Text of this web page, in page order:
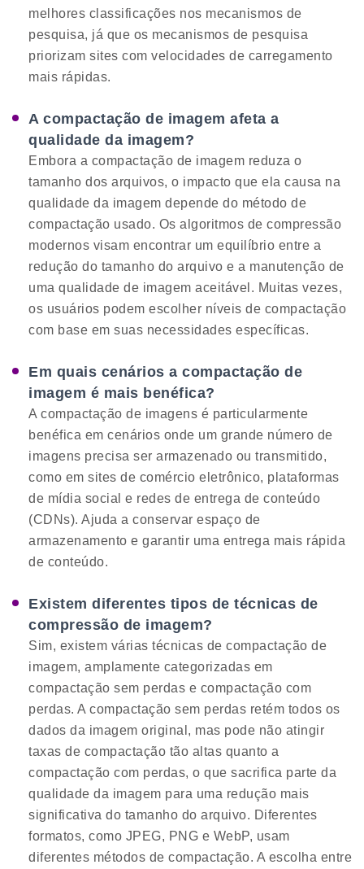
melhores classificações nos mecanismos de
pesquisa, já que os mecanismos de pesquisa
priorizam sites com velocidades de carregamento
mais rápidas.
A compactação de imagem afeta a
qualidade da imagem?
Embora a compactação de imagem reduza o
tamanho dos arquivos, o impacto que ela causa na
qualidade da imagem depende do método de
compactação usado. Os algoritmos de compressão
modernos visam encontrar um equilíbrio entre a
redução do tamanho do arquivo e a manutenção de
uma qualidade de imagem aceitável. Muitas vezes,
os usuários podem escolher níveis de compactação
com base em suas necessidades específicas.
Em quais cenários a compactação de
imagem é mais benéfica?
A compactação de imagens é particularmente
benéfica em cenários onde um grande número de
imagens precisa ser armazenado ou transmitido,
como em sites de comércio eletrônico, plataformas
de mídia social e redes de entrega de conteúdo
(CDNs). Ajuda a conservar espaço de
armazenamento e garantir uma entrega mais rápida
de conteúdo.
Existem diferentes tipos de técnicas de
compressão de imagem?
Sim, existem várias técnicas de compactação de
imagem, amplamente categorizadas em
compactação sem perdas e compactação com
perdas. A compactação sem perdas retém todos os
dados da imagem original, mas pode não atingir
taxas de compactação tão altas quanto a
compactação com perdas, o que sacrifica parte da
qualidade da imagem para uma redução mais
significativa do tamanho do arquivo. Diferentes
formatos, como JPEG, PNG e WebP, usam
diferentes métodos de compactação. A escolha entre